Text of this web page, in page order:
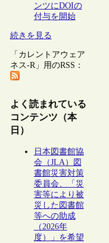
ンツにDOIの
付与を開始
続きを見る
「カレントアウェア
ネス-R」用のRSS：
よく読まれている
コンテンツ（本
日）
日本図書館協
会（JLA）図
書館災害対策
委員会、「災
害等により被
災した図書館
等への助成
（2026年
度）」を希望